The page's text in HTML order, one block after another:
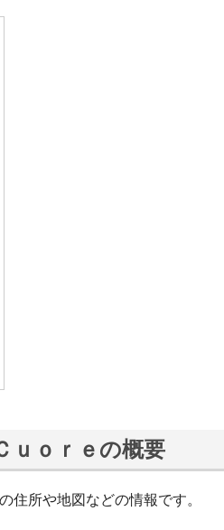
ｕｏｒｅの概要
住所や地図などの情報です。